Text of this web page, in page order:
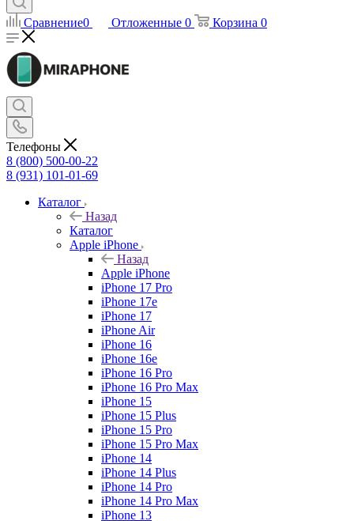
Сравнение0 Отложенные 0 Корзина 0
Телефоны
8 (800) 500-00-22
8 (931) 101-01-69
Каталог
Назад
Каталог
Apple iPhone
Назад
Apple iPhone
iPhone 17 Pro
iPhone 17e
iPhone 17
iPhone Air
iPhone 16
iPhone 16e
iPhone 16 Pro
iPhone 16 Pro Max
iPhone 15
iPhone 15 Plus
iPhone 15 Pro
iPhone 15 Pro Max
iPhone 14
iPhone 14 Plus
iPhone 14 Pro
iPhone 14 Pro Max
iPhone 13